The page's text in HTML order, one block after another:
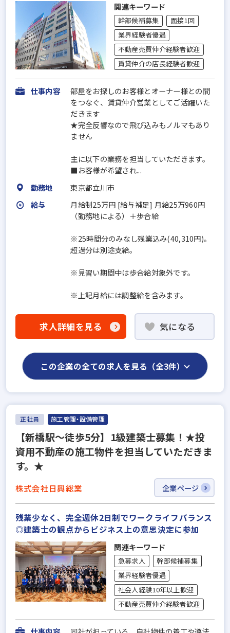
関連キーワード
幹部候補募集
面接1回
業界経験者優遇
不動産売買仲介経験者歓迎
賃貸仲介の店長経験者歓迎
仕事内容
部屋をお探しのお客様とオーナー様との間
をつなぐ、賃貸仲介営業としてご活躍いた
だきます
★完全反響なので飛び込みもノルマもあり
ません
主に以下の業務を担当していただきます。
■お客様が希望され...
勤務地
東京都立川市
給与
月給制25万円 [給与補足] 月給25万960円
（勤務地による）＋歩合給
※25時間分のみなし残業込み(40,310円)。
超過分は別途支給。
※見習い期間中は歩合給対象外です。
※上記月給には調整給を含みます。
求人詳細を見る 気になる
この企業の全ての求人を見る（全3件）
正社員 施工管理・設備管理
【新橋駅～徒歩5分】1級建築士募集！★投
資用不動産の施工物件を担当していただきま
す。★
株式会社日興総業 企業ページ
残業少なく、完全週休2日制でワークライフバランス
◎建築士の観点からビジネス上の意思決定に参加
関連キーワード
急募求人
幹部候補募集
業界経験者優遇
社会人経験10年以上歓迎
不動産売買仲介経験者歓迎